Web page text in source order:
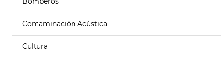
Contaminación Acústica
Cultura